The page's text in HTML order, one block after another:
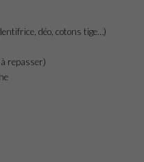
déo, cotons tige…)
repasser)